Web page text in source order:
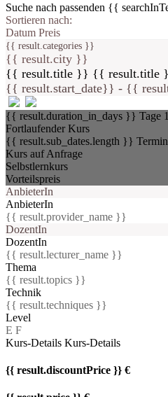
Suche nach passenden {{
Sortieren nach:
Datum Preis
{{ result.categories }}
{{ result.city }}
{{ result.title }} {{ result.title
{{ result.start_date}} - {{
{{ result.duration_in_days }} Tage
Fortlaufender Kurs
{{ result.sub_dates.length }}
Kurs auf Anfrage
Selbstlernkurs
Vorteilspreis
AnbieterIn
AnbieterIn
{{ result.provider_name }}
DozentIn
DozentIn
{{ result.lecturer_name }}
Thema
{{ result.topics }}
Technik
{{ result.techniques }}
Level
E F
Kurs-Details Kurs-Details
{{ result.discountPrice }} €